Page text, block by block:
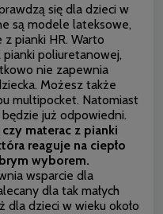
się dla dzieci w
są modele lateksowe,
pianki HR. Warto
poliuretanowej,
nie zapewnia
Możesz także
multipocket. Natomiast
już odpowiedni.
materac z pianki
reaguje na ciepło
wyborem.
wsparcie dla
dla tak małych
dla dzieci w wieku około